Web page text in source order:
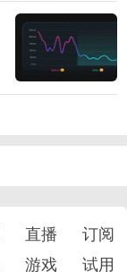
直播
订阅
游戏 试用